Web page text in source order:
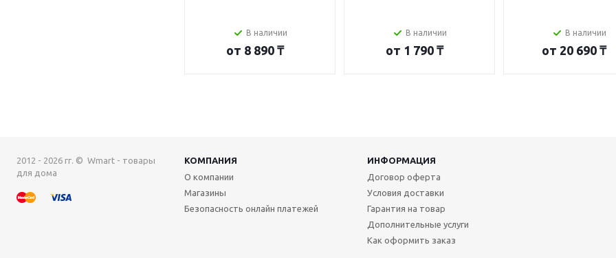
В наличии
от 8 890 ₸
В наличии
от 1 790 ₸
В наличии
от 20 690 ₸
2012 - 2026 гг. © Wmart - товары
для дома
КОМПАНИЯ
ИНФОРМАЦИЯ
О компании
Магазины
Безопасность онлайн платежей
Договор оферта
Условия доставки
Гарантия на товар
Дополнительные услуги
Как оформить заказ